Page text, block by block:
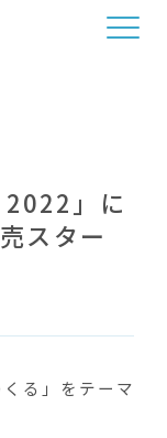
2022」に
スター
る」をテーマ